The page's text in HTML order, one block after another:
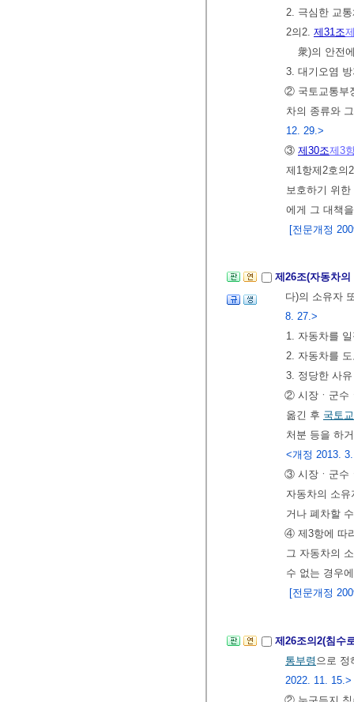
2. 극심한 교
2의2. 제31조
衆)의 안전
3. 대기오염
② 국토교통부
차의 종류와
12. 29.>
③ 제30조제3
제1항제2호의
보호하기 위
에게 그 대책
[전문개정
제26조(자동차
다)의 소유자
8. 27.>
1. 자동차를
2. 자동차를
3. 정당한 사
② 시장ㆍ군수
옮긴 후 국토
처분 등을 하
<개정 2013.
③ 시장ㆍ군수
자동차의 소
거나 폐차할
④ 제3항에 따
그 자동차의
수 없는 경우
[전문개정
제26조의2(침수
통부령 으로
2022. 11. 15.>